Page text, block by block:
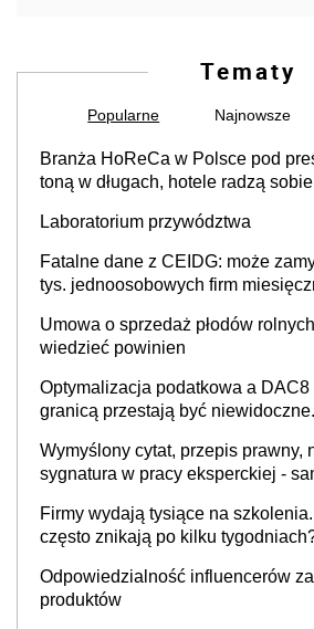
Tematy
Popularne Najnowsze
Branża HoReCa w Polsce pod
toną w długach, hotele radzą
Laboratorium przywództwa
Fatalne dane z CEIDG: może
tys. jednoosobowych firm
Umowa o sprzedaż płodów
wiedzieć powinien
Optymalizacja podatkowa a DAC8
granicą przestają być
Wymyślony cytat, przepis prawny,
sygnatura w pracy eksperckiej -
Firmy wydają tysiące na
często znikają po kilku
Odpowiedzialność influencerów
produktów